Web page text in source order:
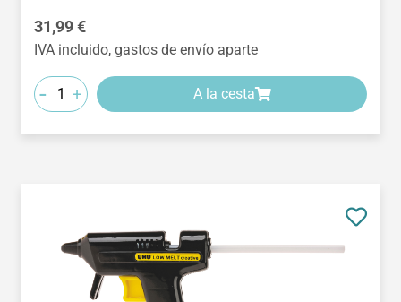
Precio normal:
31,99 €
IVA incluido, gastos de envío aparte
- + A la cesta